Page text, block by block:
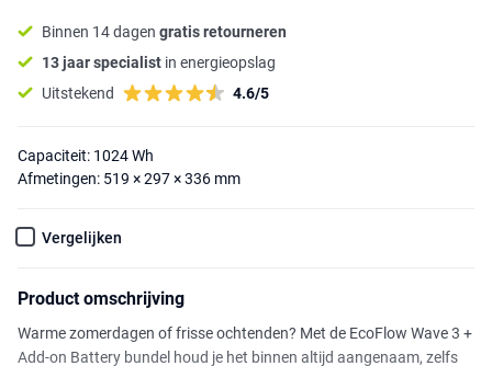
Binnen 14 dagen gratis retourneren
13 jaar specialist in energieopslag
Uitstekend
4.6/5
Capaciteit: 1024 Wh
Afmetingen: 519 × 297 × 336 mm
Vergelijken
Product omschrijving
Warme zomerdagen of frisse ochtenden? Met de EcoFlow Wave 3 +
Add-on Battery bundel houd je het binnen altijd aangenaam, zelfs